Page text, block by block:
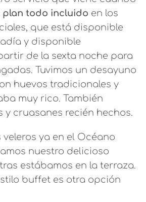
plan todo incluido en los
que está disponible
y disponible
de la sexta noche para
Tuvimos un desayuno
huevos tradicionales y
muy rico. También
y cruasanes recién hechos.
ya en el Océano
nuestro delicioso
estábamos en la terraza.
buffet es otra opción